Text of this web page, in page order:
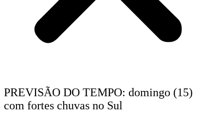
PREVISÃO DO TEMPO: domingo (15)
com fortes chuvas no Sul